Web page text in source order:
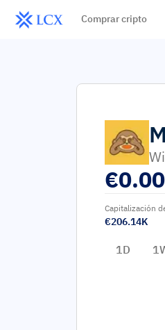
Comprar cripto
€0.00
Capitalización
€206.14K
1D